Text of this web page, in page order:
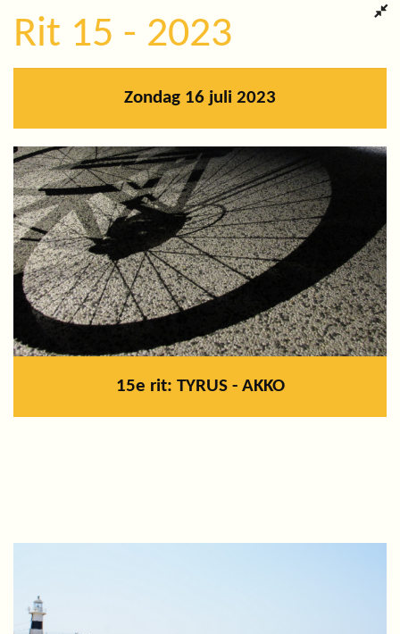
Rit 15 - 2023
Zondag 16 juli 2023
15e rit: TYRUS - AKKO